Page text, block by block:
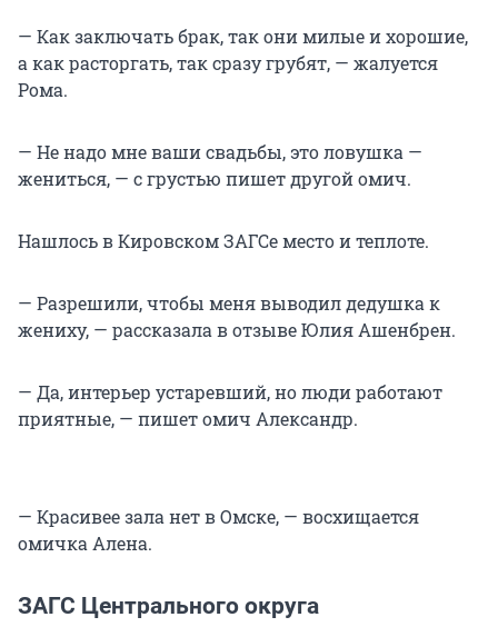
— Как заключать брак, так они милые и хорошие,
а как расторгать, так сразу грубят, — жалуется
Рома.
— Не надо мне ваши свадьбы, это ловушка —
жениться, — с грустью пишет другой омич.
Нашлось в Кировском ЗАГСе место и теплоте.
— Разрешили, чтобы меня выводил дедушка к
жениху, — рассказала в отзыве Юлия Ашенбрен.
— Да, интерьер устаревший, но люди работают
приятные, — пишет омич Александр.
— Красивее зала нет в Омске, — восхищается
омичка Алена.
ЗАГС Центрального округа